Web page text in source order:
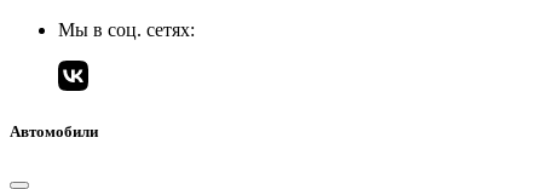
Мы в соц. сетях:
Автомобили